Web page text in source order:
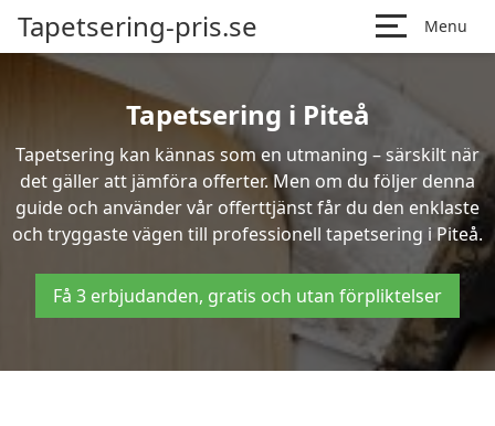
Tapetsering-pris.se Menu
Tapetsering i Piteå
Tapetsering kan kännas som en utmaning – särskilt när
det gäller att jämföra offerter. Men om du följer denna
guide och använder vår offerttjänst får du den enklaste
och tryggaste vägen till professionell tapetsering i Piteå.
Få 3 erbjudanden, gratis och utan förpliktelser